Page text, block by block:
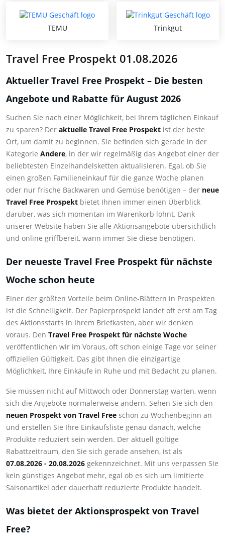
TEMU Trinkgut
Travel Free Prospekt 01.08.2026
Aktueller Travel Free Prospekt – Die besten
Angebote und Rabatte für August 2026
Suchen Sie nach einer Möglichkeit, bei Ihrem täglichen Einkauf
zu sparen? Der aktuelle Travel Free Prospekt ist der beste
Ort, um damit zu beginnen. Sie befinden sich gerade in der
Kategorie Andere, in der wir regelmäßig das Angebot einer der
beliebtesten Einzelhandelsketten aktualisieren. Egal, ob Sie
einen großen Familieneinkauf für die ganze Woche planen
oder nur frische Backwaren und Gemüse benötigen – der neue
Travel Free Prospekt bietet Ihnen immer einen Überblick
darüber, was sich momentan im Warenkorb lohnt. Dank
unserer Website haben Sie alle Aktionsangebote übersichtlich
und online griffbereit, wann immer Sie diese benötigen.
Der neueste Travel Free Prospekt für nächste
Woche schon heute
Einer der größten Vorteile beim Online-Blättern in Prospekten
ist die Schnelligkeit. Der Papierprospekt landet oft erst am Tag
des Aktionsstarts in Ihrem Briefkasten, aber wir denken
voraus. Den Travel Free Prospekt für nächste Woche
veröffentlichen wir im Voraus, oft schon einige Tage vor seiner
offiziellen Gültigkeit. Das gibt Ihnen die einzigartige
Möglichkeit, Ihre Einkäufe in Ruhe und mit Bedacht zu planen.
Sie müssen nicht auf Mittwoch oder Donnerstag warten, wenn
sich die Angebote normalerweise ändern. Sehen Sie sich den
neuen Prospekt von Travel Free schon zu Wochenbeginn an
und erstellen Sie Ihre Einkaufsliste genau danach, welche
Produkte reduziert sein werden. Der aktuell gültige
Rabattzeitraum, den Sie sich gerade ansehen, ist als
07.08.2026 - 20.08.2026 gekennzeichnet. Mit uns verpassen Sie
kein günstiges Angebot mehr, egal ob es sich um limitierte
Saisonartikel oder dauerhaft reduzierte Produkte handelt.
Was bietet der Aktionsprospekt von Travel
Free?